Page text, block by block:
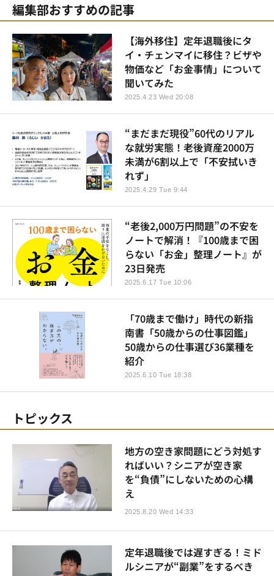
編集部おすすめの記事
【海外移住】定年退職後にタ
イ・チェンマイに移住？ビザや
物価など「お金事情」について
聞いてみた
2025.4.23 Wed 20:08
“まだまだ現役”60代のリアル
な就労実態！老後資産2000万
未満が6割以上で「不安拭いき
れず」
2025.4.29 Tue 9:44
“老後2,000万円問題”の不安を
ノートで解消！『100歳まで困
らない「お金」整理ノート』が
23日発売
2025.6.17 Tue 10:06
「70歳まで働け」時代の新指
南書「50歳からの仕事図鑑」
50歳からの仕事選び36業種を
紹介
2025.6.10 Tue 18:38
トピックス
地方の空き家問題にどう対処す
ればいい？シニアが空き家
を“負債”にしないための心構
え
2025.8.20 Wed 14:33
定年退職後では遅すぎる！ミド
ルシニアが“副業”をするべき